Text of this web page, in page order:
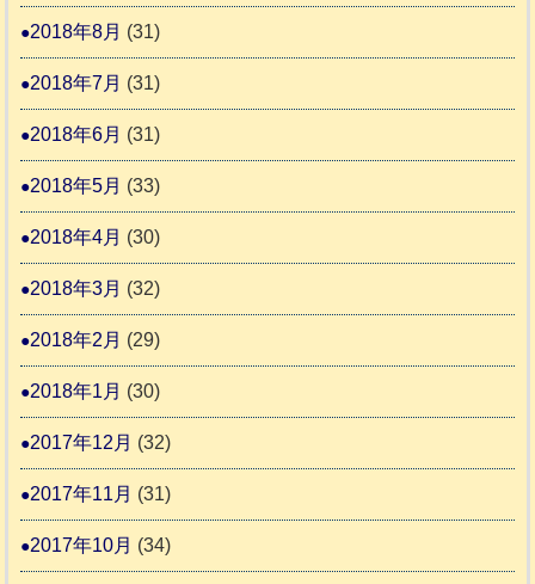
2018年8月 (31)
2018年7月 (31)
2018年6月 (31)
2018年5月 (33)
2018年4月 (30)
2018年3月 (32)
2018年2月 (29)
2018年1月 (30)
2017年12月 (32)
2017年11月 (31)
2017年10月 (34)